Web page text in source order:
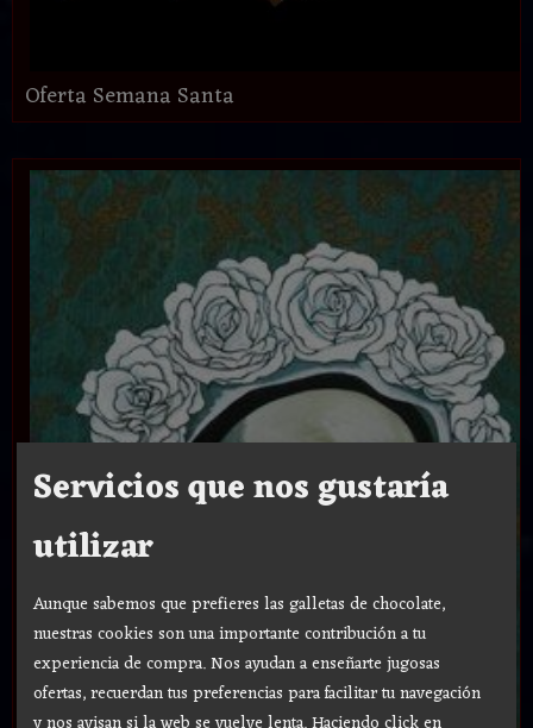
Oferta Semana Santa
Servicios que nos gustaría
utilizar
Aunque sabemos que prefieres las galletas de chocolate,
nuestras cookies son una importante contribución a tu
experiencia de compra. Nos ayudan a enseñarte jugosas
ofertas, recuerdan tus preferencias para facilitar tu navegación